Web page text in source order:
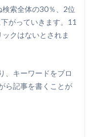
索全体の30％、2位
がっていきます。11
クはないとされま
、キーワードをブロ
ら記事を書くことが